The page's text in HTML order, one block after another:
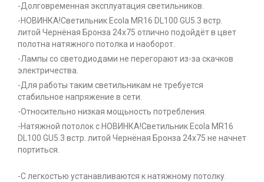
-Долговременная эксплуатация светильников.
-НОВИНКА!Светильник Ecola MR16 DL100 GU5.3 встр.
литой Чернёная Бронза 24х75 отлично подойдёт в цвет
полотна натяжного потолка и наоборот.
-Лампы со светодиодами не перегорают из-за скачков
электричества.
-Для работы таким светильникам не требуется
стабильное напряжение в сети.
-Относительно низкая мощьность потребления.
-Натяжной потолок с НОВИНКА!Светильник Ecola MR16
DL100 GU5.3 встр. литой Чернёная Бронза 24х75 не начнет
портиться.
-С легкостью устанавливаются к натяжному потолку.